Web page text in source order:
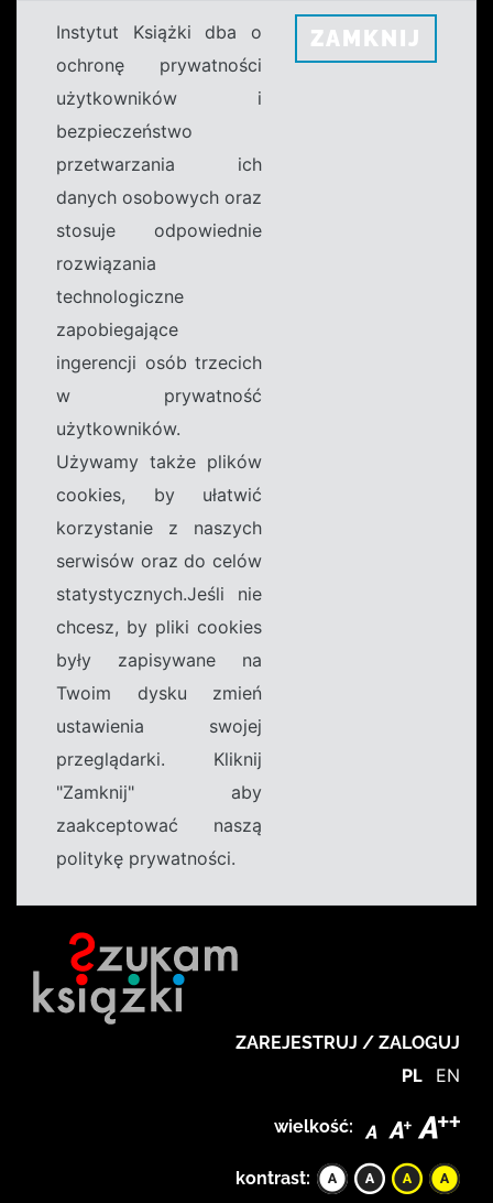
Instytut Książki dba o
ochronę prywatności
użytkowników i
bezpieczeństwo
przetwarzania ich
danych osobowych oraz
stosuje odpowiednie
rozwiązania
technologiczne
zapobiegające
ingerencji osób trzecich
w prywatność
użytkowników.
Używamy także plików
cookies, by ułatwić
korzystanie z naszych
serwisów oraz do celów
statystycznych.Jeśli nie
chcesz, by pliki cookies
były zapisywane na
Twoim dysku zmień
ustawienia swojej
przeglądarki. Kliknij
"Zamknij" aby
zaakceptować naszą
politykę prywatności.
ZAMKNIJ
ZAREJESTRUJ / ZALOGUJ
PL EN
wielkość:
kontrast: